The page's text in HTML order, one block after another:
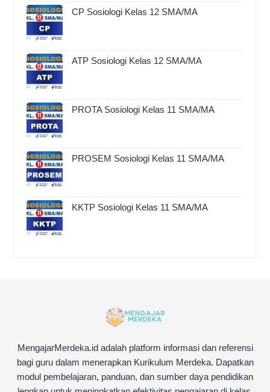
CP Sosiologi Kelas 12 SMA/MA
ATP Sosiologi Kelas 12 SMA/MA
PROTA Sosiologi Kelas 11 SMA/MA
PROSEM Sosiologi Kelas 11 SMA/MA
KKTP Sosiologi Kelas 11 SMA/MA
MengajarMerdeka.id adalah platform informasi dan referensi
bagi guru dalam menerapkan Kurikulum Merdeka. Dapatkan
modul pembelajaran, panduan, dan sumber daya pendidikan